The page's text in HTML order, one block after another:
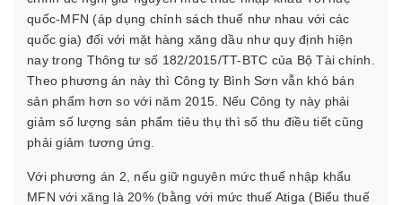
quốc-MFN (áp dụng chính sách thuế như nhau với các
quốc gia) đối với mặt hàng xăng dầu như quy định hiện
nay trong Thông tư số 182/2015/TT-BTC của Bộ Tài chính.
Theo phương án này thì Công ty Bình Sơn vẫn khó bán
sản phẩm hơn so với năm 2015. Nếu Công ty này phải
giảm số lượng sản phẩm tiêu thụ thì số thu điều tiết cũng
phải giảm tương ứng.
Với phương án 2, nếu giữ nguyên mức thuế nhập khẩu
MFN với xăng là 20% (bằng với mức thuế Atiga (Biểu thuế